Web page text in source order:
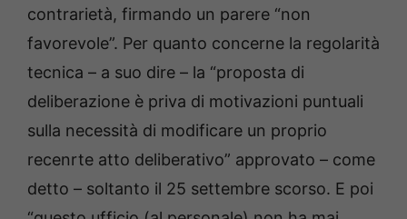
contrarietà, firmando un parere “non
favorevole”. Per quanto concerne la regolarità
tecnica – a suo dire – la “proposta di
deliberazione è priva di motivazioni puntuali
sulla necessità di modificare un proprio
recenrte atto deliberativo” approvato – come
detto – soltanto il 25 settembre scorso. E poi